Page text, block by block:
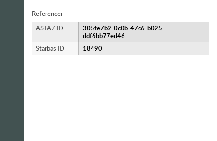
Referencer
ASTA7 ID
305fe7b9-0c0b-47c6-b025-
ddf6bb77ed46
Starbas ID
18490